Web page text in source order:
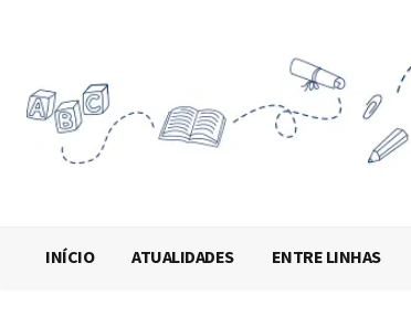
INÍCIO ATUALIDADES ENTRE LINHAS